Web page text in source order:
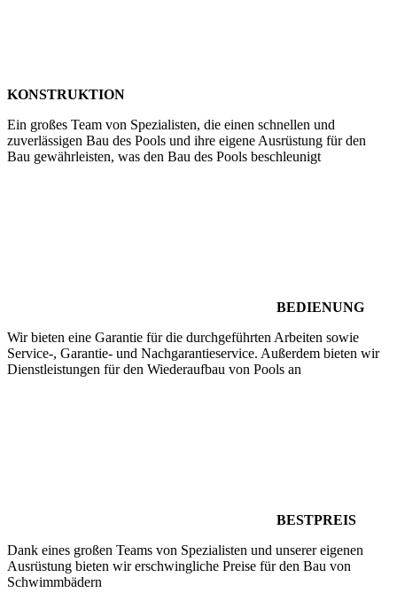
KONSTRUKTION
Ein großes Team von Spezialisten, die einen schnellen und
zuverlässigen Bau des Pools und ihre eigene Ausrüstung für den
Bau gewährleisten, was den Bau des Pools beschleunigt
BEDIENUNG
Wir bieten eine Garantie für die durchgeführten Arbeiten sowie
Service-, Garantie- und Nachgarantieservice. Außerdem bieten wir
Dienstleistungen für den Wiederaufbau von Pools an
BESTPREIS
Dank eines großen Teams von Spezialisten und unserer eigenen
Ausrüstung bieten wir erschwingliche Preise für den Bau von
Schwimmbädern